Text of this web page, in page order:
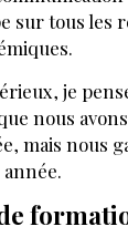
LAURE